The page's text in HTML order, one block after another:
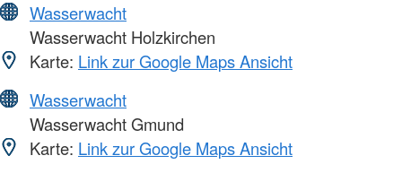
Wasserwacht
Wasserwacht Holzkirchen
Karte: Link zur Google Maps Ansicht
Wasserwacht
Wasserwacht Gmund
Karte: Link zur Google Maps Ansicht